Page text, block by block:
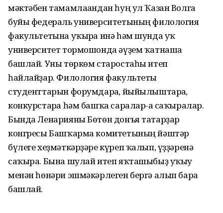
мәктәбен тамамлағандан һуң ул Ҡазан Волга
буйы федераль университетының филология
факультетына уҡырға инә һәм шунда уҡ
университет тормошонда әүҙем ҡатнаша
башлай. Уны төркөм старостаһы итеп
һайлайҙар. Филология факультеты
студенттарын форумдарға, йыйылыштарға,
конкурстарға һәм башҡа саралар-ға саҡыралар.
Бында Ленарияны Бөтөн донъя татарҙар
конгресы Башҡарма комитетының йәштәр
бүлеге хеҙмәткәрҙәре күреп ҡалып, үҙҙәренә
саҡыра. Бына шулай итеп яҡташыбыҙ уҡыу
менән һөнәри эшмәкәрлеген бергә алып бара
башлай.